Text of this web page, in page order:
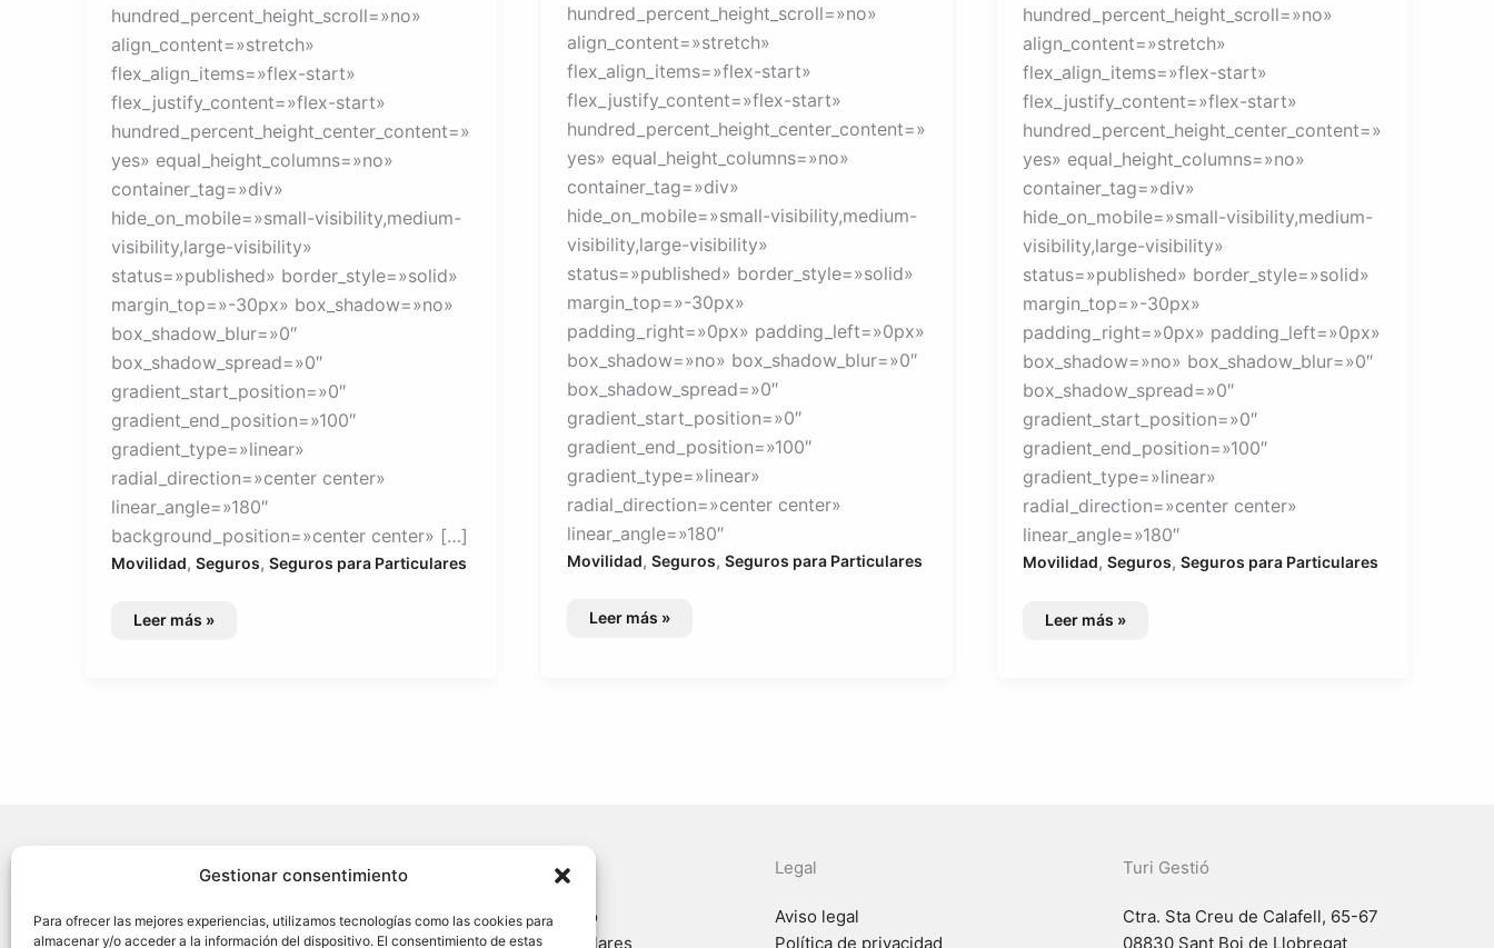
Gestionar consentimiento
Para ofrecer las mejores experiencias, utilizamos tecnologías como las cookies para
almacenar y/o acceder a la información del dispositivo. El consentimiento de estas
hundred_percent_height_scroll=»no»
align_content=»stretch»
flex_align_items=»flex-start»
flex_justify_content=»flex-start»
hundred_percent_height_center_content=»
yes» equal_height_columns=»no»
container_tag=»div»
hide_on_mobile=»small-visibility,medium-
visibility,large-visibility»
status=»published» border_style=»solid»
margin_top=»-30px» box_shadow=»no»
box_shadow_blur=»0″
box_shadow_spread=»0″
gradient_start_position=»0″
gradient_end_position=»100″
gradient_type=»linear»
radial_direction=»center center»
linear_angle=»180″
background_position=»center center» […]
Movilidad, Seguros, Seguros para Particulares
Seguro
Leer más »
hundred_percent_height_scroll=»no»
align_content=»stretch»
flex_align_items=»flex-start»
flex_justify_content=»flex-start»
hundred_percent_height_center_content=»
yes» equal_height_columns=»no»
container_tag=»div»
hide_on_mobile=»small-visibility,medium-
visibility,large-visibility»
status=»published» border_style=»solid»
margin_top=»-30px»
padding_right=»0px» padding_left=»0px»
box_shadow=»no» box_shadow_blur=»0″
box_shadow_spread=»0″
gradient_start_position=»0″
gradient_end_position=»100″
gradient_type=»linear»
radial_direction=»center center»
linear_angle=»180″
Movilidad, Seguros, Seguros para Particulares
Seguro
Leer más »
hundred_percent_height_scroll=»no»
align_content=»stretch»
flex_align_items=»flex-start»
flex_justify_content=»flex-start»
hundred_percent_height_center_content=»
yes» equal_height_columns=»no»
container_tag=»div»
hide_on_mobile=»small-visibility,medium-
visibility,large-visibility»
status=»published» border_style=»solid»
margin_top=»-30px»
padding_right=»0px» padding_left=»0px»
box_shadow=»no» box_shadow_blur=»0″
box_shadow_spread=»0″
gradient_start_position=»0″
gradient_end_position=»100″
gradient_type=»linear»
radial_direction=»center center»
linear_angle=»180″
Movilidad, Seguros, Seguros para Particulares
Seguro
Leer más »
¿Necesita ayuda?
Acerca de Turi Gestió
Seguros para particulares
Legal
Aviso legal
Política de privacidad
Turi Gestió
Ctra. Sta Creu de Calafell, 65-67
08830 Sant Boi de Llobregat